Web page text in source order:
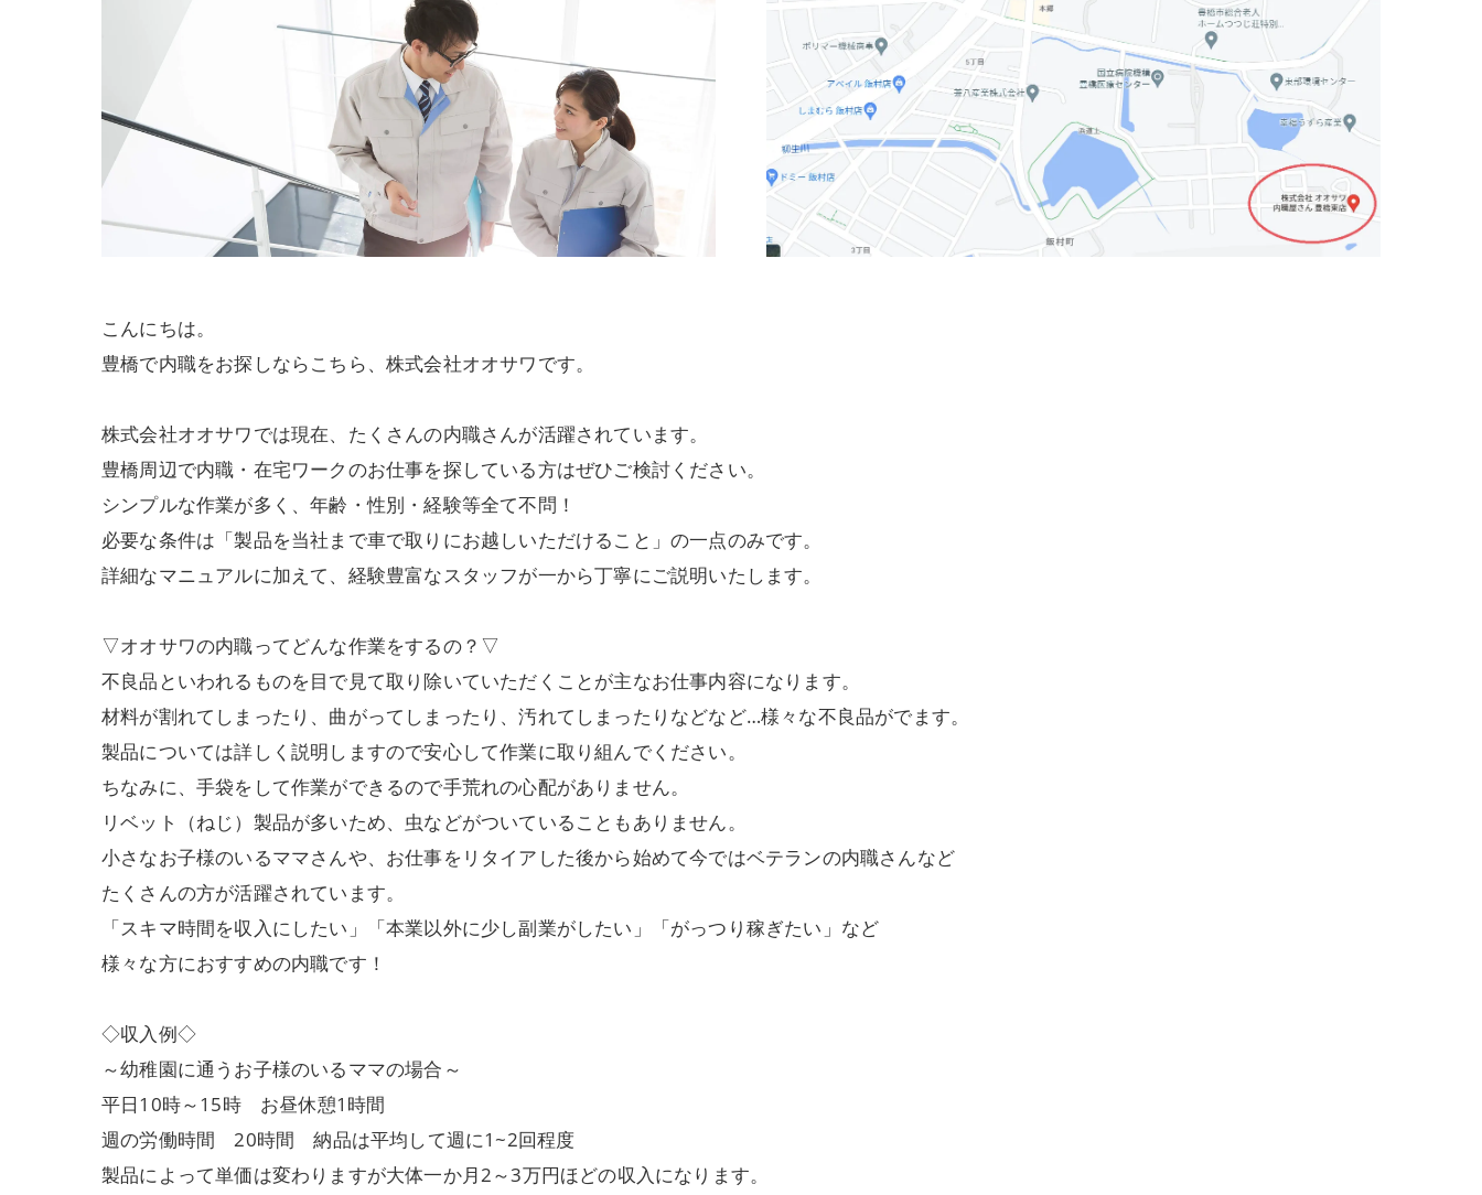
こんにちは。
豊橋で内職をお探しならこちら、株式会社オオサワです。
株式会社オオサワでは現在、たくさんの内職さんが活躍されています。
豊橋周辺で内職・在宅ワークのお仕事を探している方はぜひご検討ください。
シンプルな作業が多く、年齢・性別・経験等全て不問！
必要な条件は「製品を当社まで車で取りにお越しいただけること」の一点のみです。
詳細なマニュアルに加えて、経験豊富なスタッフが一から丁寧にご説明いたします。
▽オオサワの内職ってどんな作業をするの？▽
不良品といわれるものを目で見て取り除いていただくことが主なお仕事内容になります。
材料が割れてしまったり、曲がってしまったり、汚れてしまったりなどなど…様々な不良品がでます。
製品については詳しく説明しますので安心して作業に取り組んでください。
ちなみに、手袋をして作業ができるので手荒れの心配がありません。
リベット（ねじ）製品が多いため、虫などがついていることもありません。
小さなお子様のいるママさんや、お仕事をリタイアした後から始めて今ではベテランの内職さんなど
たくさんの方が活躍されています。
「スキマ時間を収入にしたい」「本業以外に少し副業がしたい」「がっつり稼ぎたい」など
様々な方におすすめの内職です！
◇収入例◇
～幼稚園に通うお子様のいるママの場合～
平日10時～15時 お昼休憩1時間
週の労働時間 20時間 納品は平均して週に1~2回程度
製品によって単価は変わりますが大体一か月2～3万円ほどの収入になります。